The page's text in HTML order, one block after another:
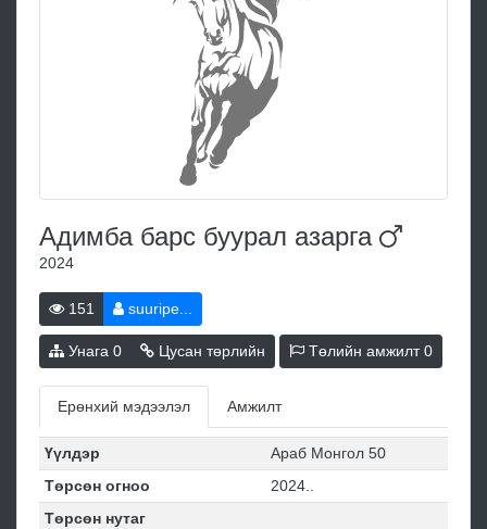
Адимба барс буурал азарга
2024
151 suuripe...
Унага 0 Цусан төрлийн Төлийн амжилт0
Ерөнхий мэдээлэл Амжилт
Үүлдэр
Араб Монгол 50
Төрсөн огноо
2024..
Төрсөн нутаг